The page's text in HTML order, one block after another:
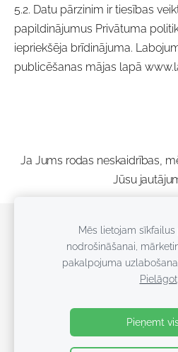
5.2. Datu pārzinim ir tiesības
papildinājumus Privātuma
iepriekšēja brīdinājuma.
publicēšanas mājas lapā
Ja Jums rodas neskaidrības,
Jūsu
Noteikumi
Radīts ar mīlestību
+371
Mēs lietojam
nodrošināšanai,
pakalpojuma
Pielāgot
Pieņemt